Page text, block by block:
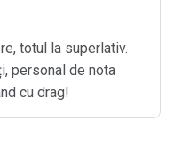
totul la superlativ.
personal de nota
cu drag!